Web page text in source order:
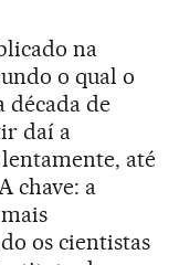
na
o qual o
década de
daí a
até
chave: a
os cientistas